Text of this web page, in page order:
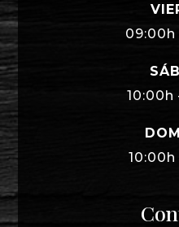
09:00h
10:00h
10:00h